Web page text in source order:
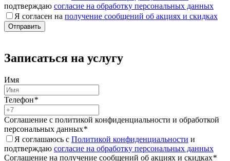
подтверждаю согласие на обработку персональных данных
Я согласен на получение сообщений об акциях и скидках
Записаться на услугу
Имя
Телефон*
Соглашение с политикой конфиденциальности и обработкой
персональных данных*
Я соглашаюсь с Политикой конфиденциальности и
подтверждаю согласие на обработку персональных данных
Соглашение на получение сообщений об акциях и скидках*